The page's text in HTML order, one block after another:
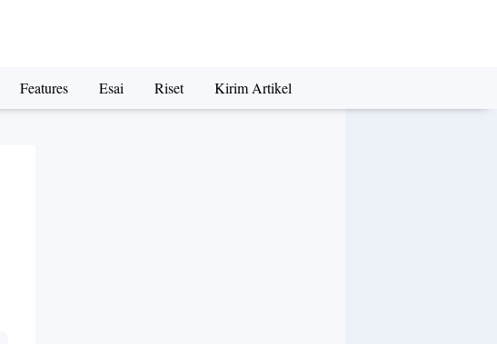
Features Esai Riset Kirim Artikel